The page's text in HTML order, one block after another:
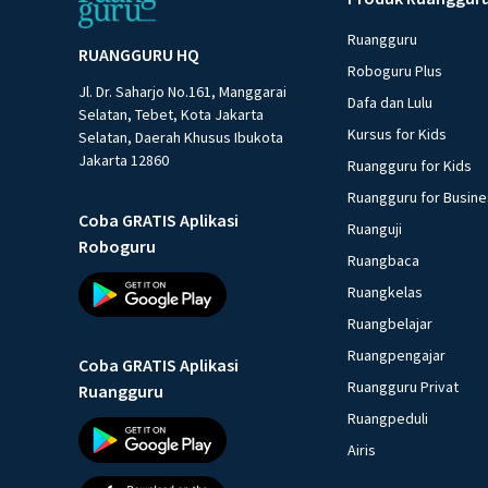
RUANGGURU HQ
Jl. Dr. Saharjo No.161, Manggarai
Selatan, Tebet, Kota Jakarta
Selatan, Daerah Khusus Ibukota
Jakarta 12860
Coba GRATIS Aplikasi
Roboguru
Coba GRATIS Aplikasi
Ruangguru
Ruangguru
Roboguru Plus
Dafa dan Lulu
Kursus for Kids
Ruangguru for Kids
Ruangguru for
Ruanguji
Ruangbaca
Ruangkelas
Ruangbelajar
Ruangpengajar
Ruangguru Privat
Ruangpeduli
Airis